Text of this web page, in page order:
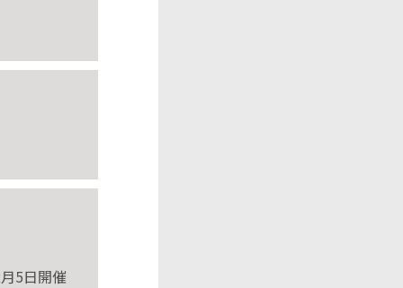
5日開催